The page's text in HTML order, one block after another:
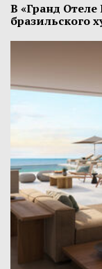
В «Гранд Отеле
бразильского